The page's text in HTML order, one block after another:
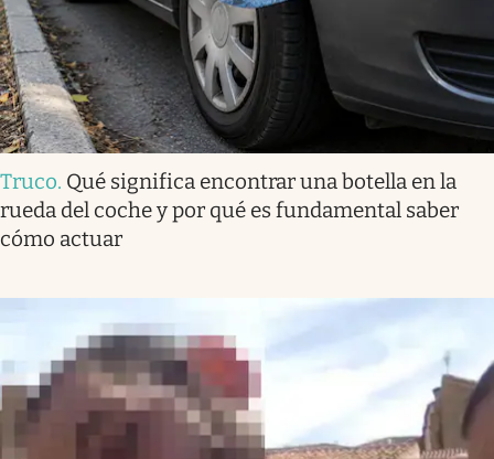
Truco. Qué significa encontrar una botella en la
rueda del coche y por qué es fundamental saber
cómo actuar